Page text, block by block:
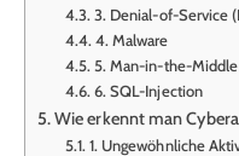
3. Denial-of-Service
4. Malware
5. Man-in-the-
6. SQL-Injection
Wie erkennt man
1. Ungewöhnliche